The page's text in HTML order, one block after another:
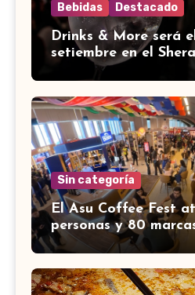
Bebidas Destacado
Drinks & More será
setiembre en el
Sin categoría
El Asu Coffee Fest
personas y 80